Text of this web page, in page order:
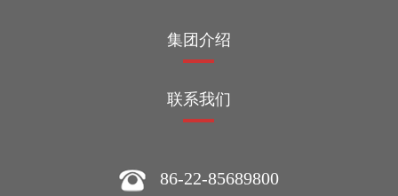
集团介绍
联系我们
86-22-85689800